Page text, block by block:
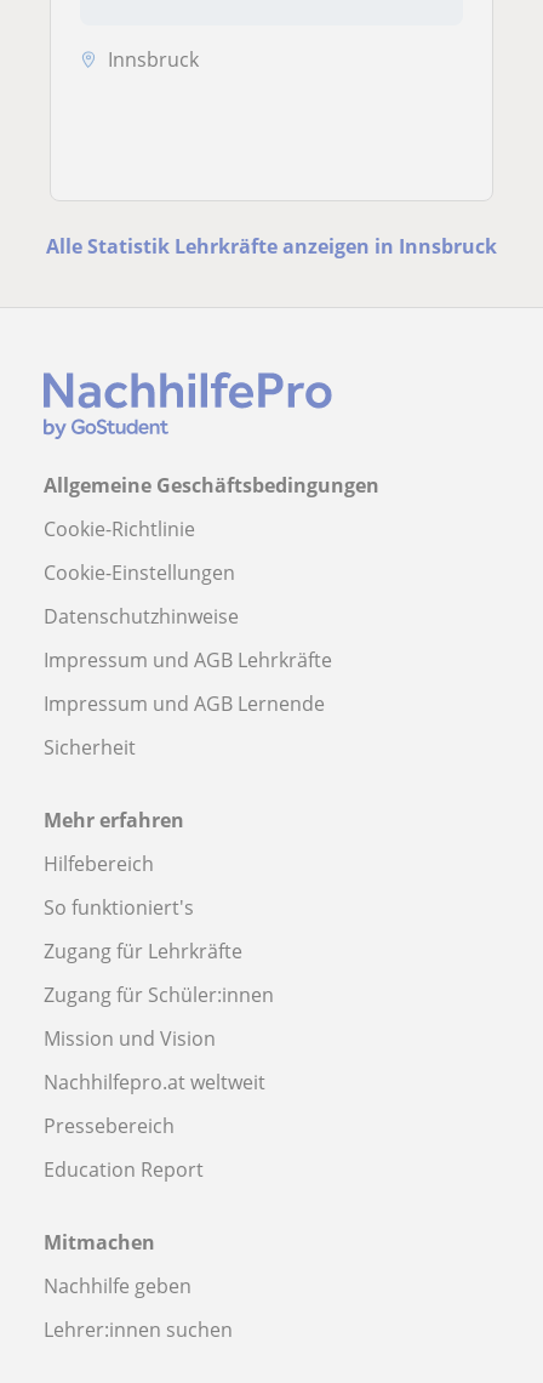
Innsbruck
Alle Statistik Lehrkräfte anzeigen in Innsbruck
Allgemeine Geschäftsbedingungen
Cookie-Richtlinie
Cookie-Einstellungen
Datenschutzhinweise
Impressum und AGB Lehrkräfte
Impressum und AGB Lernende
Sicherheit
Mehr erfahren
Hilfebereich
So funktioniert's
Zugang für Lehrkräfte
Zugang für Schüler:innen
Mission und Vision
Nachhilfepro.at weltweit
Pressebereich
Education Report
Mitmachen
Nachhilfe geben
Lehrer:innen suchen